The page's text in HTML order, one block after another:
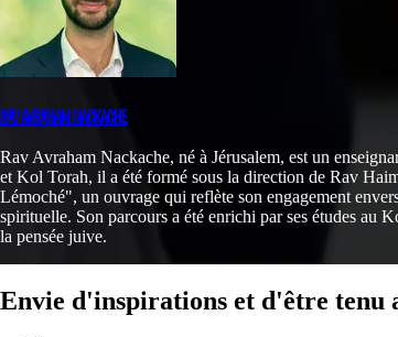
RAV AVRAHAM NACKACHE
Rav Avraham Nackache, né à Jérusalem, est un
et Kol Torah, il a été formé sous la direction de Rav
Lémoché", un ouvrage qui reflète son engagement
spirituelle. Son parcours a été enrichi par ses études au
la pensée juive.
Envie d'inspirations et d'être tenu